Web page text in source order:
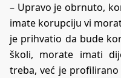
– Upravo je obrnuto,
imate korupciju vi
je prihvatio da bude
školi, morate imati
treba, već je